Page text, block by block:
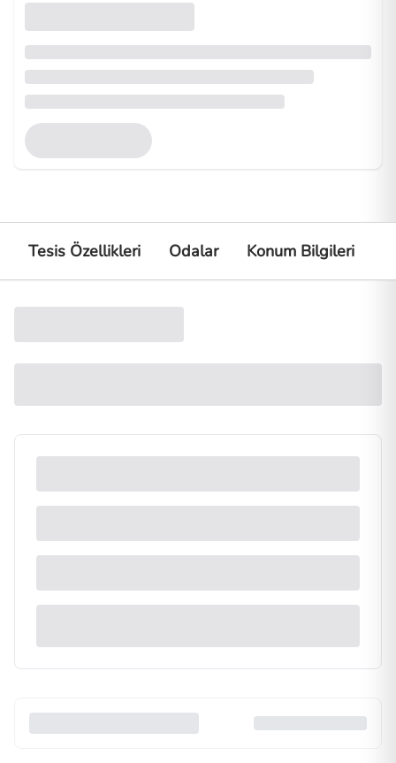
Tesis Özellikleri Odalar Konum Bilgileri